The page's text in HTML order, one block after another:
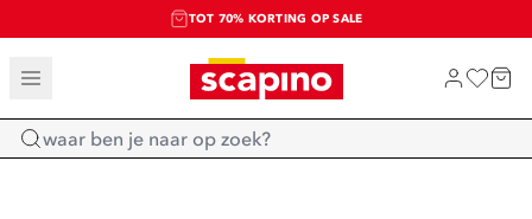
TOT 70% KORTING OP SALE
SALE: LAATSTE KANS!
SHOP NIEUW
Home